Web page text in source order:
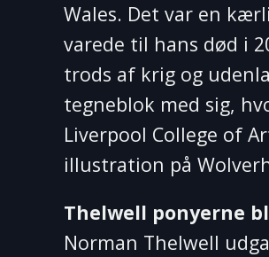
Wales. Det var en
varede til hans død i
trods af krig og
tegneblok med sig,
Liverpool College of
illustration på
Thelwell ponyerne
Norman Thelwell